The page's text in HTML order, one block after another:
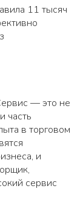
11 тысяч
— это не
часть
в торговом
и
сервис